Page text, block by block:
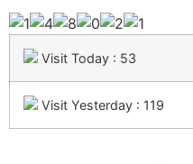
Visit Today : 53
Visit Yesterday : 119